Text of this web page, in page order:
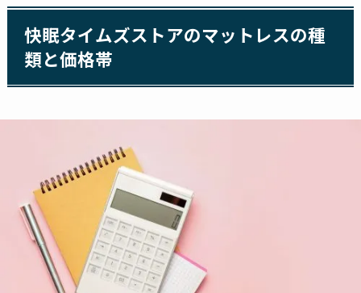
快眠タイムズストアのマットレスの種
類と価格帯